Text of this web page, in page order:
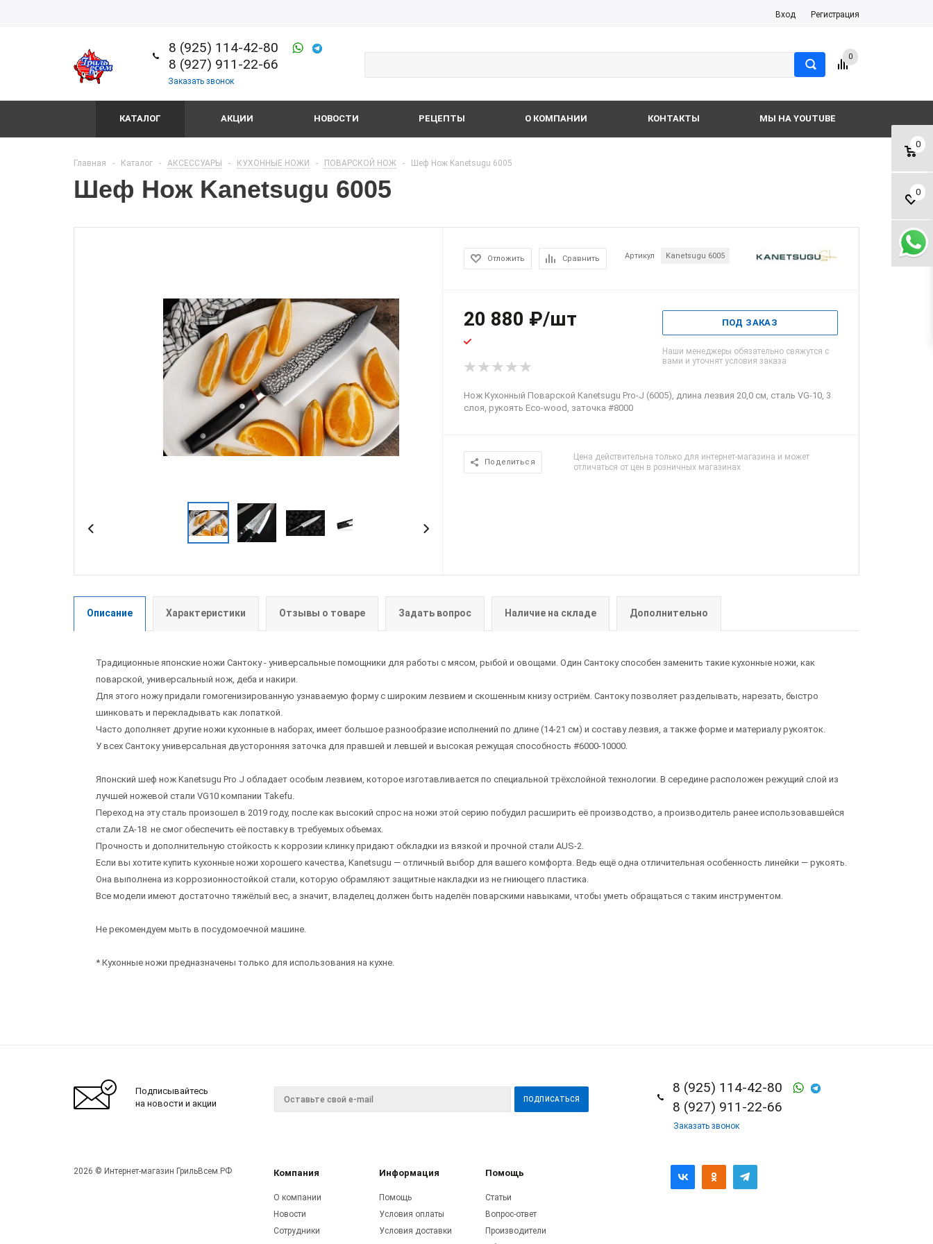
Вход Регистрация
8 (925) 114-42-80
8 (927) 911-22-66
Заказать звонок
0
0
0
КАТАЛОГ АКЦИИ НОВОСТИ РЕЦЕПТЫ О КОМПАНИИ КОНТАКТЫ МЫ НА YOUTUBE
Главная - Каталог - АКСЕССУАРЫ - КУХОННЫЕ НОЖИ - ПОВАРСКОЙ НОЖ - Шеф Нож Kanetsugu 6005
Шеф Нож Kanetsugu 6005
Отложить Сравнить Артикул Kanetsugu 6005
20 880 ₽/шт ПОД ЗАКАЗ
Наши менеджеры обязательно свяжутся с
вами и уточнят условия заказа
Нож Кухонный Поварской Kanetsugu Pro-J (6005), длина лезвия 20,0 см, сталь VG-10, 3
слоя, рукоять Eco-wood, заточка #8000
Поделиться
Цена действительна только для интернет-магазина и может
отличаться от цен в розничных магазинах
Описание Характеристики Отзывы о товаре Задать вопрос Наличие на складе Дополнительно
Традиционные японские ножи Сантоку - универсальные помощники для работы с мясом, рыбой и овощами. Один Сантоку способен заменить такие кухонные ножи, как
поварской, универсальный нож, деба и накири.
Для этого ножу придали гомогенизированную узнаваемую форму с широким лезвием и скошенным книзу остриём. Сантоку позволяет разделывать, нарезать, быстро
шинковать и перекладывать как лопаткой.
Часто дополняет другие ножи кухонные в наборах, имеет большое разнообразие исполнений по длине (14-21 см) и составу лезвия, а также форме и материалу рукояток.
У всех Сантоку универсальная двусторонняя заточка для правшей и левшей и высокая режущая способность #6000-10000.
Японский шеф нож Kanetsugu Pro J обладает особым лезвием, которое изготавливается по специальной трёхслойной технологии. В середине расположен режущий слой из
лучшей ножевой стали VG10 компании Takefu.
Переход на эту сталь произошел в 2019 году, после как высокий спрос на ножи этой серию побудил расширить её производство, а производитель ранее использовавшейся
стали ZA-18 не смог обеспечить её поставку в требуемых объемах.
Прочность и дополнительную стойкость к коррозии клинку придают обкладки из вязкой и прочной стали AUS-2.
Если вы хотите купить кухонные ножи хорошего качества, Kanetsugu — отличный выбор для вашего комфорта. Ведь ещё одна отличительная особенность линейки — рукоять.
Она выполнена из коррозионностойкой стали, которую обрамляют защитные накладки из не гниющего пластика.
Все модели имеют достаточно тяжёлый вес, а значит, владелец должен быть наделён поварскими навыками, чтобы уметь обращаться с таким инструментом.
Не рекомендуем мыть в посудомоечной машине.
* Кухонные ножи предназначены только для использования на кухне.
Подписывайтесь
на новости и акции
8 (925) 114-42-80
8 (927) 911-22-66
Заказать звонок
2026 © Интернет-магазин ГрильВсем.РФ Компания Информация Помощь
О компании
Новости
Сотрудники
Помощь
Условия оплаты
Условия доставки
Статьи
Вопрос-ответ
Производители